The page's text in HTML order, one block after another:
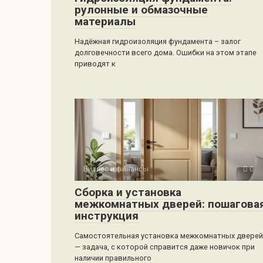
рулонные и обмазочные
материалы
Надёжная гидроизоляция фундамента – залог
долговечности всего дома. Ошибки на этом этапе
приводят к
Бизнес и финансы 0
Сборка и установка
межкомнатных дверей:
инструкция
Самостоятельная установка межкомнатных дверей
— задача, с которой справится даже новичок при
наличии правильного